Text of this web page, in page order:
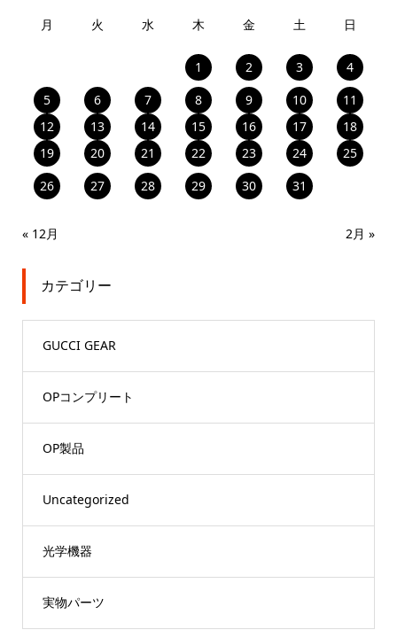
月 火 水 木 金 土 日
1 2 3
4
5
6 7 8 9 10
11
12
13 14 15 16 17
18
19
20 21 22 23 24
25
26
27 28 29 30 31
« 12月 2月 »
カテゴリー
GUCCI GEAR
OPコンプリート
OP製品
Uncategorized
光学機器
実物パーツ